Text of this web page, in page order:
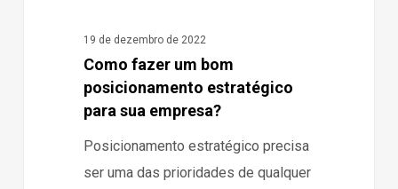
19 de dezembro de 2022
Como fazer um bom
posicionamento estratégico
para sua empresa?
Posicionamento estratégico precisa
ser uma das prioridades de qualquer